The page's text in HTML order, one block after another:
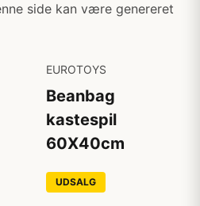
side kan være genereret
EUROTOYS
Beanbag
kastespil
60X40cm
UDSALG